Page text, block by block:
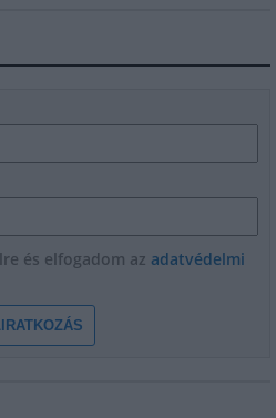
és elfogadom az adatvédelmi